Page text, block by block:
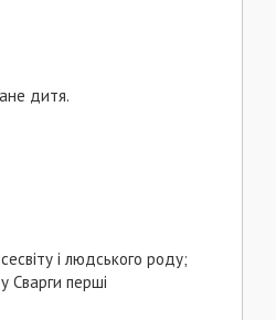
дитя.
і людського роду;
Сварги перші